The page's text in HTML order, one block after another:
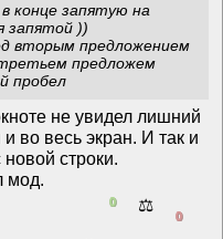
конце запятую на
запятой ))
вторым предложением
предложем
пробел
не увидел лишний
во весь экран. И так и
строки.
мод.
0 ⚖️
0